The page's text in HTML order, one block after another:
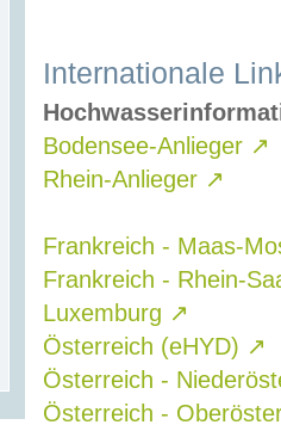
Internationale
Bodensee-Anlieger ↗
Rhein-Anlieger ↗
Frankreich - Maas-
Frankreich - Rhein-
Luxemburg ↗
Österreich (eHYD) ↗
Österreich -
Österreich -